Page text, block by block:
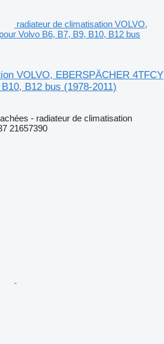
radiateur de climatisation VOLVO,
Volvo B6, B7, B9, B10, B12 bus
VOLVO, EBERSPÄCHER 4TFCY
B12 bus (1978-2011)
- radiateur de climatisation
21657390